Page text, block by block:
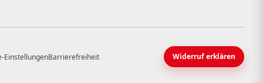
EinstellungenBarrierefreiheit Widerruf erklären